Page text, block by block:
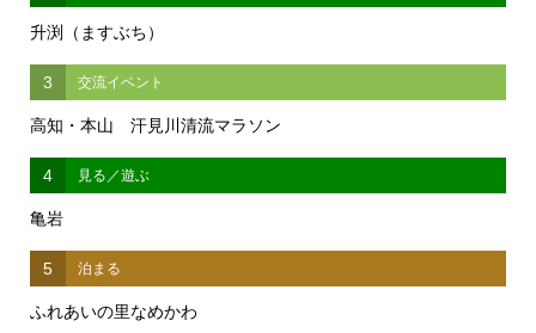
升渕（ますぶち）
3 交流イベント
高知・本山 汗見川清流マラソン
4 見る／遊ぶ
亀岩
5 泊まる
ふれあいの里なめかわ